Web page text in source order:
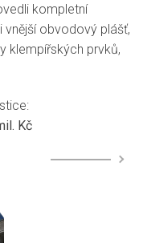
kompletní
vnější obvodový plášť,
klempířských prvků,
Kč